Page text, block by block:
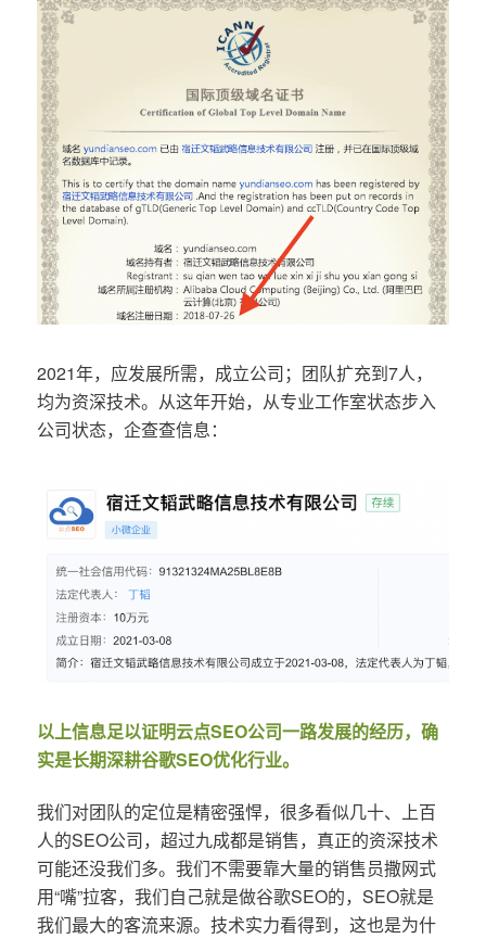
2021年，应发展所需，成立公司；团队扩充到7人，
均为资深技术。从这年开始，从专业工作室状态步入
公司状态，企查查信息：
以上信息足以证明云点SEO公司一路发展的经历，确
实是长期深耕谷歌SEO优化行业。
我们对团队的定位是精密强悍，很多看似几十、上百
人的SEO公司，超过九成都是销售，真正的资深技术
可能还没我们多。我们不需要靠大量的销售员撒网式
用“嘴”拉客，我们自己就是做谷歌SEO的，SEO就是
我们最大的客流来源。技术实力看得到，这也是为什